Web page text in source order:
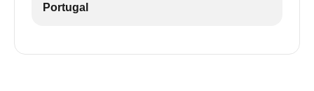
Portugal